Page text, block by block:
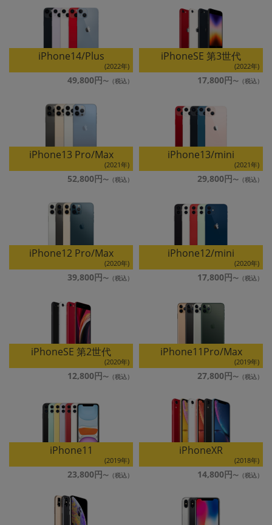
iPhone14/Plus
(2022年)
49,800円
iPhoneSE 第3世代
(2022年)
17,800円
iPhone13 Pro/Max
(2021年)
52,800円
iPhone13/mini
(2021年)
29,800円
iPhone12 Pro/Max
(2020年)
39,800円
iPhone12/mini
(2020年)
17,800円
iPhoneSE 第2世代
(2020年)
12,800円
iPhone11Pro/Max
(2019年)
27,800円
iPhone11
(2019年)
23,800円
iPhoneXR
(2018年)
14,800円
円
年 月 から
各項目のチェックボックスは「or検索」となります。
ただし機能別のみ「and検索」となります。